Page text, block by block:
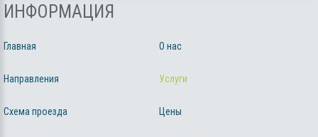
ИНФОРМАЦИЯ
Главная О нас
Направления Услуги
Схема проезда Цены